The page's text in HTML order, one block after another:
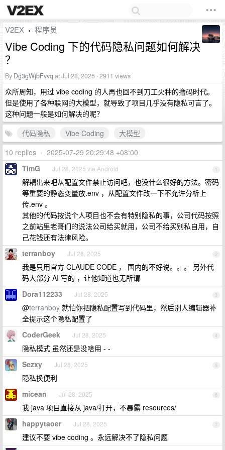
V2EX › 程序员
Vibe Coding 下的代码隐私问题如何解决
？
By Dg3gWjbFvvq at Jul 28, 2025 · 2911 views
众所周知，用过 vibe coding 的人再也回不到刀工火种的撸码时代。
但是使用了各种联网的大模型，就导致了项目几乎没有隐私可言了。
这种问题一般是如何解决的呢？
代码隐私
Vibe Coding
大模型
10 replies • 2025-07-29 20:29:48 +08:00
1
TimG Jul 28, 2025 via Android
解耦出来吧从配置文件禁止访问吧，也没什么很好的方法。密码
等重要的静态变量放.env ，从配置文件改一下不允许分析上
传.env 。
其他的代码按说个人项目也不会有特别隐私的事，公司代码按照
之前站里老哥们的说法公司给买就用，公司不给买别私自用，自
己花钱还有法律风险。
2
terranboy Jul 28, 2025
我是只用官方 CLAUDE CODE ， 国内的不好说。。。 另外代
码大部分 AI 写的 ，让他知道也无所谓
3
Dora112233 Jul 28, 2025
@terranboy 就怕你把隐私配置写到代码里，然后别人编辑器补
全提示这个隐私配置了
4
CoderGeek Jul 28, 2025
隐私模式 虽然还是没啥用 - -
5
Sezxy Jul 28, 2025
隐私换便利
6
micean Jul 28, 2025
我 java 项目直接从 java/打开，不暴露 resources/
7
happytaoer Jul 28, 2025
建议不要 vibe coding 。永远解决不了隐私问题